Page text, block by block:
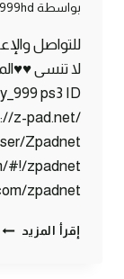
بواسطة
لا تنسى
ps3 ID
z-pad.net/
Zpadnet
#!/zpadnet
zpadnet
إقرأ المزيد ماين